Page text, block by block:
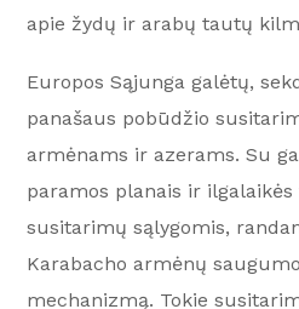
apie žydų ir arabų tautų
Europos Sąjunga galėtų,
panašaus pobūdžio
armėnams ir azerams. Su
paramos planais ir
susitarimų sąlygomis,
Karabacho armėnų
mechanizmą. Tokie